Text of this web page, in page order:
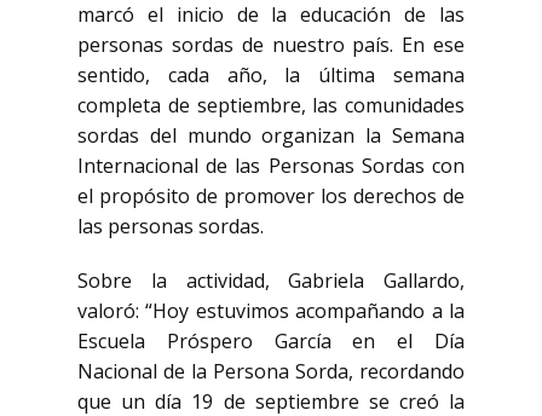
marcó el inicio de la educación de las
personas sordas de nuestro país. En ese
sentido, cada año, la última semana
completa de septiembre, las comunidades
sordas del mundo organizan la Semana
Internacional de las Personas Sordas con
el propósito de promover los derechos de
las personas sordas.
Sobre la actividad, Gabriela Gallardo,
valoró: “Hoy estuvimos acompañando a la
Escuela Próspero García en el Día
Nacional de la Persona Sorda, recordando
que un día 19 de septiembre se creó la